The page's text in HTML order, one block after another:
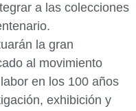
a las colecciones
la gran
al movimiento
en los 100 años
exhibición y